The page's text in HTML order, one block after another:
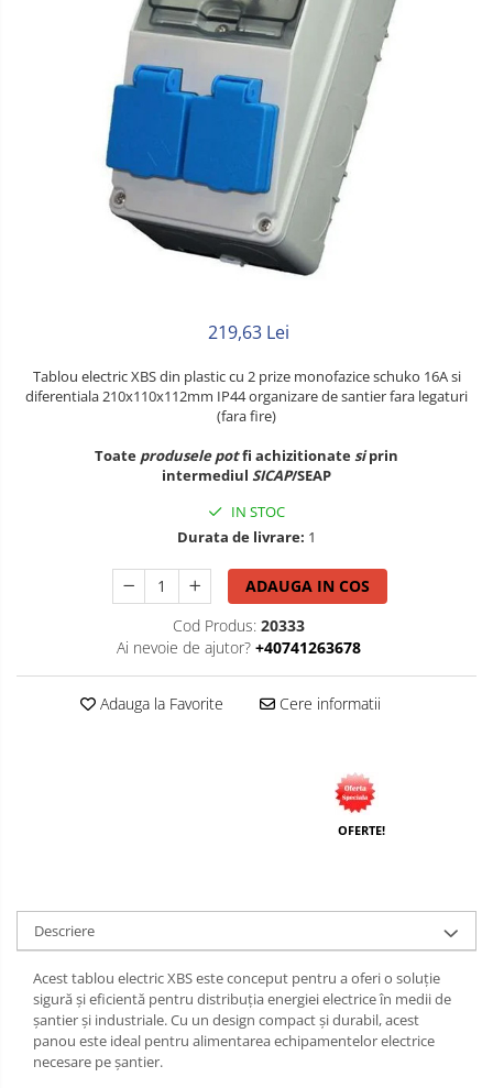
219,63 Lei
Tablou electric XBS din plastic cu 2 prize monofazice schuko 16A si
diferentiala 210x110x112mm IP44 organizare de santier fara legaturi
(fara fire)
Toate produsele potfi achizitionatesiprin
intermediul SICAP/SEAP
IN STOC
Durata de livrare: 1
ADAUGA IN COS
Cod Produs: 20333
Ai nevoie de ajutor? +40741263678
Adauga la Favorite Cere informatii
OFERTE!
Descriere
Acest tablou electric XBS este conceput pentru a oferi o soluție
sigură și eficientă pentru distribuția energiei electrice în medii de
șantier și industriale. Cu un design compact și durabil, acest
panou este ideal pentru alimentarea echipamentelor electrice
necesare pe șantier.